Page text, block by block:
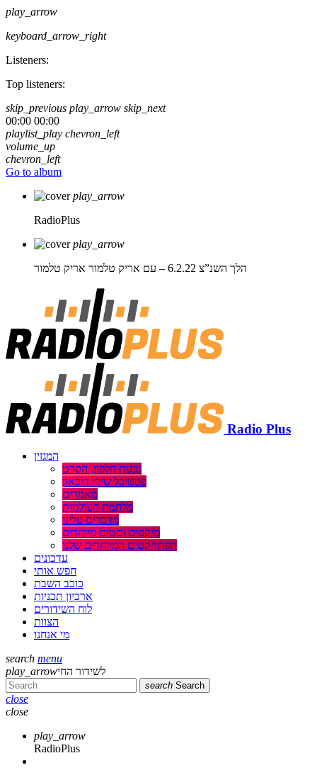
play_arrow
keyboard_arrow_right
Listeners:
Top listeners:
skip_previous play_arrow skip_next
00:00 00:00
playlist_play chevron_left
volume_up
chevron_left
Go to album
play_arrow
RadioPlus
play_arrow
הלך השנ”צ 6.2.22 – עם אריק טלמור
אריק טלמור
Radio Plus
המגזין
גבעת חלפון, הסרט
פסטיבל שירי דיכאון
מאמרים
מלחמת העולמות
מדברים עלינו
מיקסים וסטים מיוחדים
הפרוייקטים המיוחדים שלנו
עדכונים
חפש אותי
כוכב השבת
ארכיון תכניות
לוח השידורים
הצוות
מי אנחנו
search menu
play_arrowלשידור החי
search Search
close
close
play_arrow
RadioPlus